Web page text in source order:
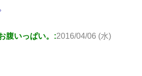
腹いっぱい。:2016/04/06 (水)